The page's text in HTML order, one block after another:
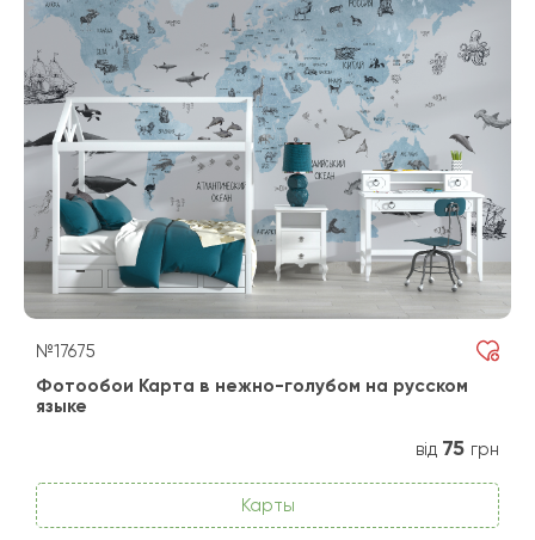
№17675
Фотообои Карта в нежно-голубом на русском
языке
від 75 грн
Карты